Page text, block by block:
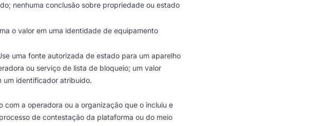
nenhuma conclusão sobre propriedade ou estado
o valor em uma identidade de equipamento
uma fonte autorizada de estado para um aparelho
ou serviço de lista de bloqueio; um valor
um identificador atribuído.
a operadora ou a organização que o incluiu e
de contestação da plataforma ou do meio